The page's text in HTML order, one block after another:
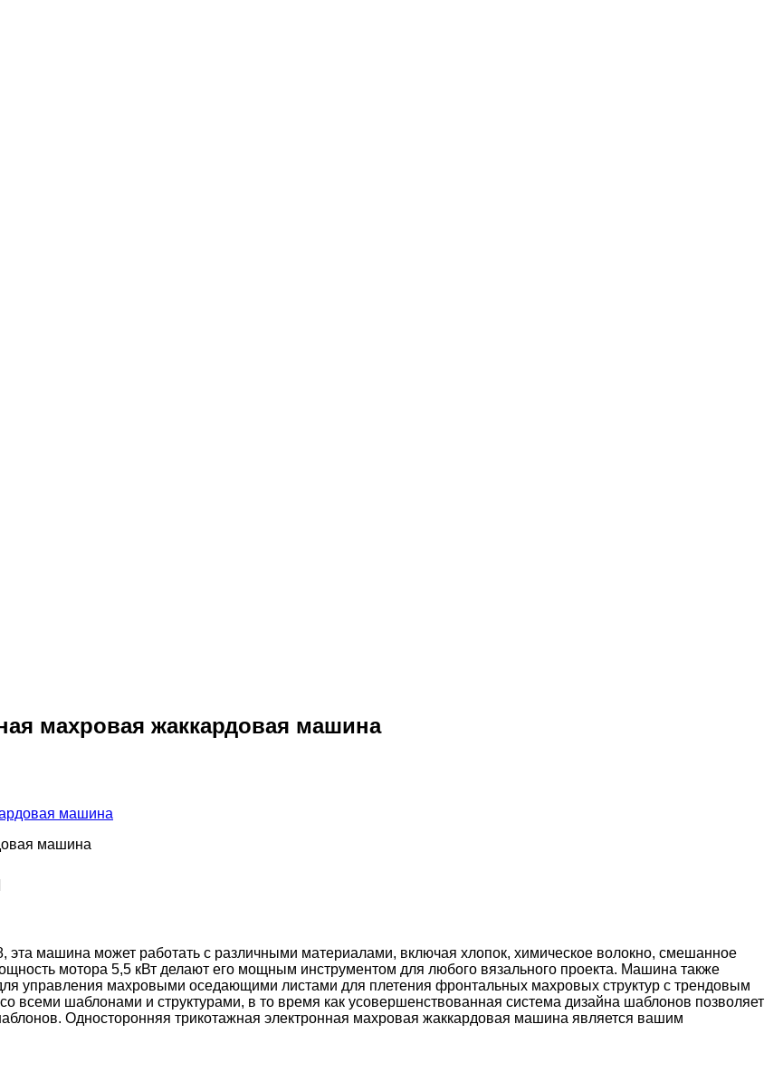
махровая жаккардовая машина
машина
машина может работать с различными материалами, включая хлопок, химическое волокно, смешанное
мотора 5,5 кВт делают его мощным инструментом для любого вязального проекта. Машина также
управления махровыми оседающими листами для плетения фронтальных махровых структур с трендовым
всеми шаблонами и структурами, в то время как усовершенствованная система дизайна шаблонов позволяет
Односторонняя трикотажная электронная махровая жаккардовая машина является вашим